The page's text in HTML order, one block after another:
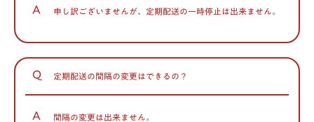
A 申し訳ございませんが、定期配送の一時停止は出来ません。
Q 定期配送の間隔の変更はできるの？
A
間隔の変更は出来ません。